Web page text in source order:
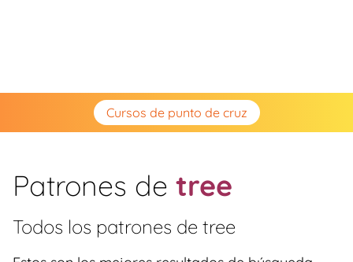
Cursos de punto de cruz
Patrones de tree
Todos los patrones de tree